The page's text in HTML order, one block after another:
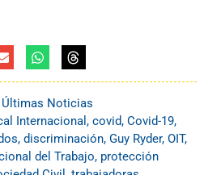
Últimas Noticias
Internacional , covid, Covid-19,
, discriminación, Guy Ryder, OIT,
del Trabajo, protección